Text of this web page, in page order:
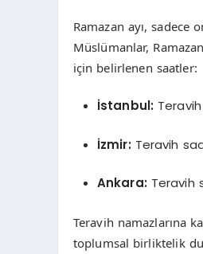
Ramazan ayı, sadece
Müslümanlar,
için belirlenen saatler:
İstanbul:
İzmir: Teravih
Ankara: Teravih
Teravih namazlarına
toplumsal birliktelik